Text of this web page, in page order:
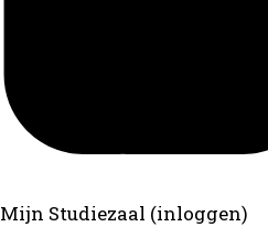
Mijn Studiezaal (inloggen)